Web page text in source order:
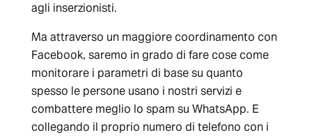
agli inserzionisti.
Ma attraverso un maggiore coordinamento con
Facebook, saremo in grado di fare cose come
monitorare i parametri di base su quanto
spesso le persone usano i nostri servizi e
combattere meglio lo spam su WhatsApp. E
collegando il proprio numero di telefono con i